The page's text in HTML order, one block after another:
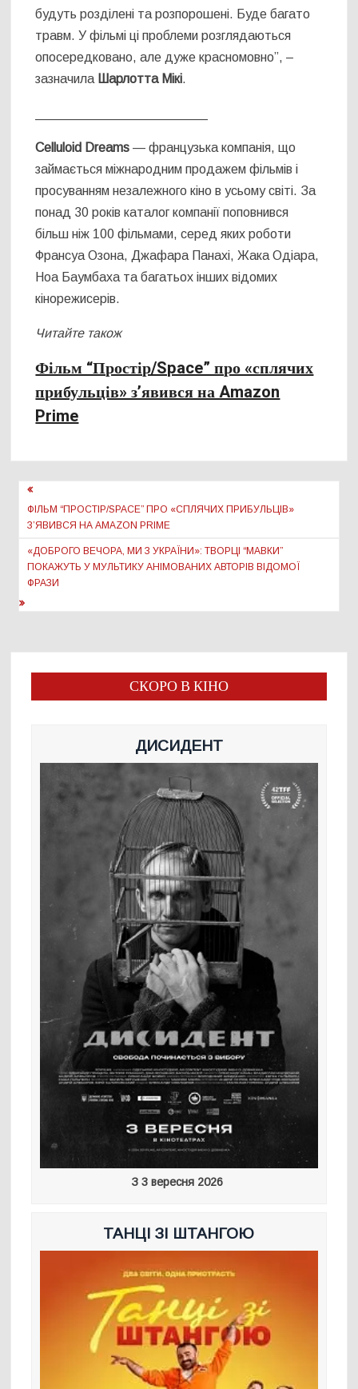
будуть розділені та розпорошені. Буде багато
травм. У фільмі ці проблеми розглядаються
опосередковано, але дуже красномовно”, –
зазначила Шарлотта Мікі.
Celluloid Dreams — французька компанія, що
займається міжнародним продажем фільмів і
просуванням незалежного кіно в усьому світі. За
понад 30 років каталог компанії поповнився
більш ніж 100 фільмами, серед яких роботи
Франсуа Озона, Джафара Панахі, Жака Одіара,
Ноа Баумбаха та багатьох інших відомих
кінорежисерів.
Читайте також
Фільм “Простір/Space” про «сплячих
прибульців» з’явився на Amazon
Prime
Навігація
записів
ФІЛЬМ “ПРОСТІР/SPACE” ПРО «СПЛЯЧИХ ПРИБУЛЬЦІВ»
З’ЯВИВСЯ НА AMAZON PRIME
«ДОБРОГО ВЕЧОРА, МИ З УКРАЇНИ»: ТВОРЦІ “МАВКИ”
ПОКАЖУТЬ У МУЛЬТИКУ АНІМОВАНИХ АВТОРІВ ВІДОМОЇ
ФРАЗИ
СКОРО В КІНО
ДИСИДЕНТ
З 3 вересня 2026
ТАНЦІ ЗІ ШТАНГОЮ